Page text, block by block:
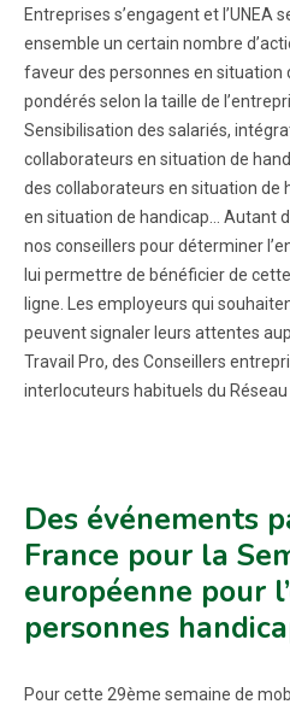
Entreprises s’engagent et l’UNEA
ensemble un certain nombre
faveur des personnes en situation
pondérés selon la taille de
Sensibilisation des salariés,
collaborateurs en situation de
des collaborateurs en situation de
en situation de handicap… Autant
nos conseillers pour déterminer
lui permettre de bénéficier de
ligne. Les employeurs qui
peuvent signaler leurs attentes
Travail Pro, des Conseillers
interlocuteurs habituels du Réseau
Des événements
France pour la
européenne pour
personnes
Pour cette 29ème semaine de